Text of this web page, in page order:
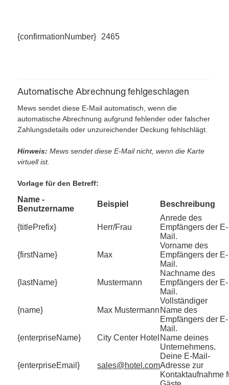
{confirmationNumber} 2465
Automatische Abrechnung fehlgeschlagen
Mews sendet diese E-Mail automatisch, wenn die
automatische Abrechnung aufgrund fehlender oder falscher
Zahlungsdetails oder unzureichender Deckung fehlschlägt.
Hinweis:Mews sendet diese E-Mail nicht, wenn die Karte
virtuell ist.
Vorlage für den Betreff:
Name -
Benutzername
Beispiel Beschreibung
{titlePrefix} Herr/Frau
Anrede des
Empfängers der E-
Mail.
{firstName} Max
Vorname des
Empfängers der E-
Mail.
{lastName} Mustermann
Nachname des
Empfängers der E-
Mail.
{name} Max Mustermann
Vollständiger
Name des
Empfängers der E-
Mail.
{enterpriseName}
City Center Hotel Name deines
Unternehmens.
{enterpriseEmail} sales@hotel.com
Deine E-Mail-
Adresse zur
Kontaktaufnahme